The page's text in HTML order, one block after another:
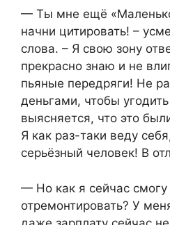
— Ты мне ещё
начни цитировать! –
слова. – Я свою зону
прекрасно знаю и не
пьяные передряги! Не
деньгами, чтобы
выясняется, что это
Я как раз-таки веду
серьёзный человек! В
— Но как я сейчас смогу
отремонтировать? У